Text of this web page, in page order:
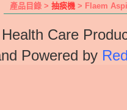
產品目錄 > 抽痰機 > Flaem
Care
Powered by